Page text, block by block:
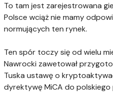
To tam jest zarejestrowana
Polsce wciąż nie mamy
normujących ten rynek.
Ten spór toczy się od wielu
Nawrocki zawetował
Tuska ustawę o
dyrektywę MiCA do polskiego